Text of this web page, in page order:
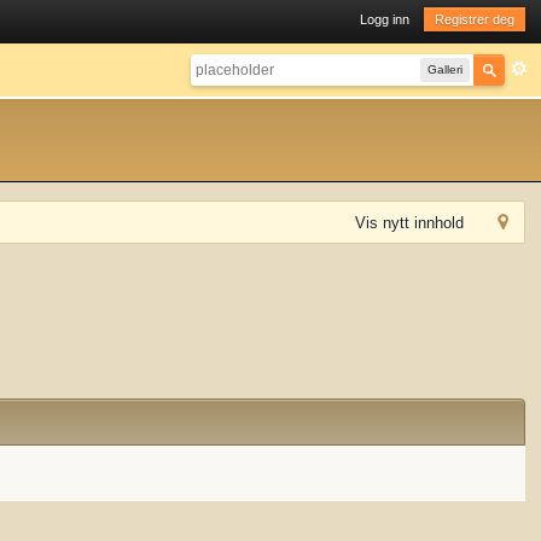
Logg inn Registrer deg
Galleri
Vis nytt innhold